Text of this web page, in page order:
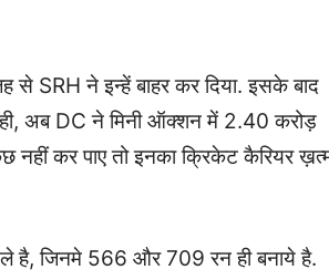
SRH ने इन्हें बाहर कर दिया. इसके बाद
अब DC ने मिनी ऑक्शन में 2.40 करोड़
नहीं कर पाए तो इनका क्रिकेट कैरियर
है, जिनमे 566 और 709 रन ही बनाये है.